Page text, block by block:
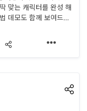
맞는 캐릭터를 완성 해
데모도 함께 보여드립
정 안내 메일과 Webex
사를 해주시는 분들께